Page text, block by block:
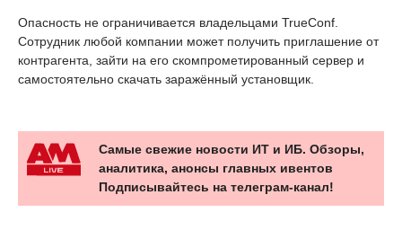
Опасность не ограничивается владельцами TrueConf.
Сотрудник любой компании может получить приглашение от
контрагента, зайти на его скомпрометированный сервер и
самостоятельно скачать заражённый установщик.
Самые свежие новости ИТ и ИБ. Обзоры,
аналитика, анонсы главных ивентов
Подписывайтесь на телеграм-канал!